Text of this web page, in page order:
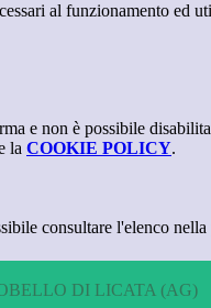
al funzionamento ed
e non è possibile
la COOKIE POLICY.
consultare l'elenco
DI LICATA (AG)